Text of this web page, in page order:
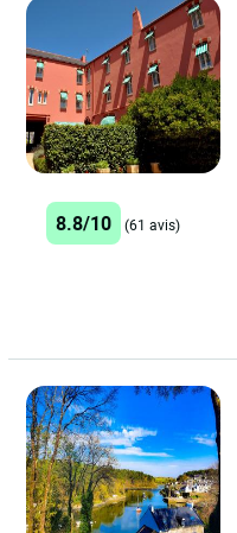
8.8/10 (61 avis)